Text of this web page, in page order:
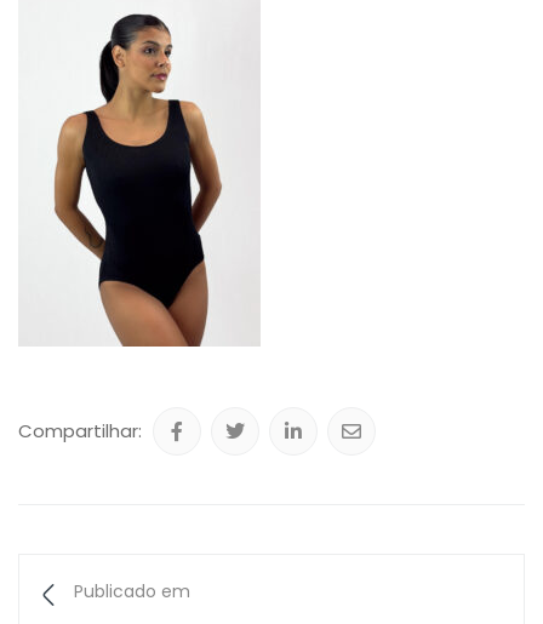
Compartilhar:
Publicado em